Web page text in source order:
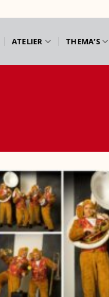
ATELIER THEMA’S